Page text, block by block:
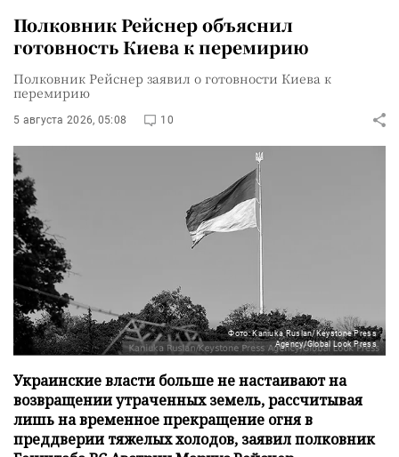
Полковник Рейснер объяснил
готовность Киева к перемирию
Полковник Рейснер заявил о готовности Киева к
перемирию
5 августа 2026, 05:08 10
Фото: Kaniuka Ruslan/Keystone Press
Agency/Global Look Press
Украинские власти больше не настаивают на
возвращении утраченных земель, рассчитывая
лишь на временное прекращение огня в
преддверии тяжелых холодов, заявил полковник